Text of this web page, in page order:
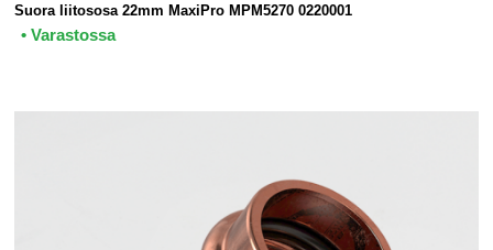
Suora liitososa 22mm MaxiPro MPM5270 0220001
• Varastossa